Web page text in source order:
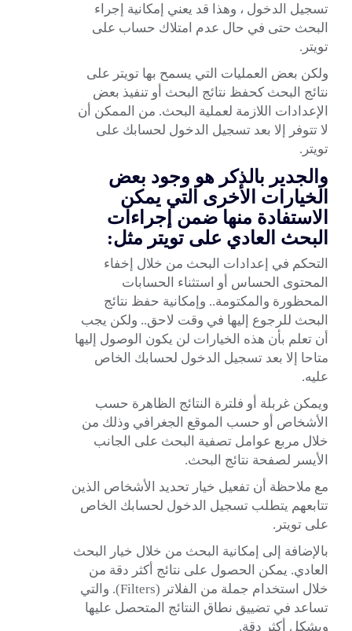
تسجيل الدخول ، وهذا قد يعني إمكانية إجراء
البحث حتى في حال عدم امتلاك حساب على
تويتر.
ولكن بعض العمليات التي يسمح بها تويتر على
نتائج البحث كحفظ نتائج البحث أو تنفيذ بعض
الإعدادات اللازمة لعملية البحث. من الممكن أن
لا تتوفر إلا بعد تسجيل الدخول لحسابك على
تويتر.
والجدير بالذكر هو وجود بعض
الخيارات الأخرى التي يمكن
الاستفادة منها ضمن إجراءات
البحث العادي على تويتر مثل:
التحكم في إعدادات البحث من خلال إخفاء
المحتوى الحساس أو استثناء الحسابات
المحظورة والمكتومة.. وإمكانية حفظ نتائج
البحث للرجوع إليها في وقت لاحق.. ولكن يجب
أن تعلم بأن هذه الخيارات لن يكون الوصول إليها
متاحا إلا بعد تسجيل الدخول لحسابك الخاص
عليه.
ويمكن غربلة أو فلترة النتائج الظاهرة حسب
الأشخاص أو حسب الموقع الجغرافي وذلك من
خلال مربع عوامل تصفية البحث على الجانب
الأيسر لصفحة نتائج البحث.
مع ملاحظة أن تفعيل خيار تحديد الأشخاص الذين
تتابعهم يتطلب تسجيل الدخول لحسابك الخاص
على تويتر.
بالإضافة إلى إمكانية البحث من خلال خيار البحث
العادي. يمكن الحصول على نتائج أكثر دقة من
خلال استخدام جملة من الفلاتر (Filters). والتي
تساعد في تضييق نطاق النتائج المتحصل عليها
وبشكل أكثر دقة.